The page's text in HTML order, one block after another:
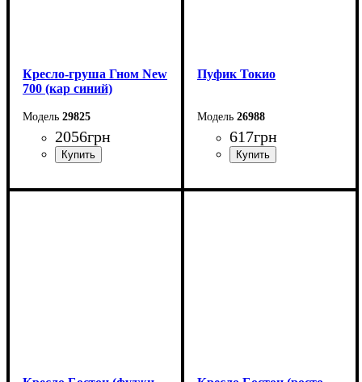
Кресло-груша Гном New
700 (кар синий)
29825
2056грн
Ширина: 70 см
Пуфик Токио
26988
617грн
Ширина: 40 см